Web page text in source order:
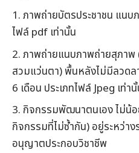
ภาพถ่ายบัตรประชาชน แนบ
ไฟล์ pdf เท่านั้น
ภาพถ่ายแนบภาพถ่ายสุภาพ
สวมแว่นตา) พื้นหลังไม่มีลวดล
6 เดือน ประเภทไฟล์ Jpeg เท่า
กิจกรรมพัฒนาตนเอง ไม่น้
กิจกรรมที่ไม่ซ้ำกัน) อยู่ระหว่าง
อนุญาตประกอบวิชาชีพ